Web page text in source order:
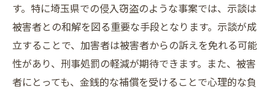
す。特に埼玉県での侵入窃盗のような事案では、示談は
被害者との和解を図る重要な手段となります。示談が成
立することで、加害者は被害者からの訴えを免れる可能
性があり、刑事処罰の軽減が期待できます。また、被害
者にとっても、金銭的な補償を受けることで心理的な負